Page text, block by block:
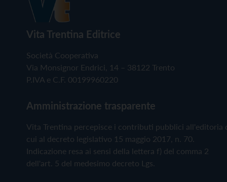
Vita Trentina Editrice
Società Cooperativa
Via Monsignor Endrici, 14 – 38122 Trento
P.IVA e C.F. 00199960220
Amministrazione trasparente
Vita Trentina percepisce i contributi pubblici all'editoria
cui al decreto legislativo 15 maggio 2017, n. 70.
Indicazione resa ai sensi della lettera f) del comma 2
dell'art. 5 del medesimo decreto Lgs.